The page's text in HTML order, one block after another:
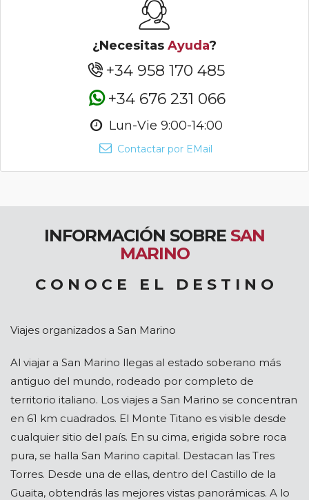
¿Necesitas Ayuda?
+34 958 170 485
+34 676 231 066
Lun-Vie 9:00-14:00
Contactar por EMail
INFORMACIÓN SOBRE SAN
MARINO
C O N O C E E L D E S T I N O
Viajes organizados a San Marino
Al viajar a San Marino llegas al estado soberano más
antiguo del mundo, rodeado por completo de
territorio italiano. Los viajes a San Marino se concentran
en 61 km cuadrados. El Monte Titano es visible desde
cualquier sitio del país. En su cima, erigida sobre roca
pura, se halla San Marino capital. Destacan las Tres
Torres. Desde una de ellas, dentro del Castillo de la
Guaita, obtendrás las mejores vistas panorámicas. A lo